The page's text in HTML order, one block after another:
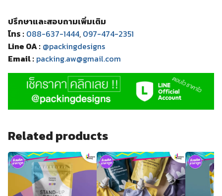
ปรึกษาและสอบถามเพิ่มเติม
โทร : 088-637-1444, 097-474-2351
Line OA : @packingdesigns
Email : packing.aw@gmail.com
Related products